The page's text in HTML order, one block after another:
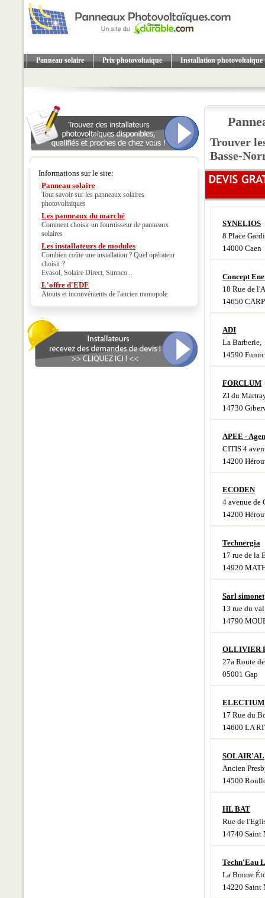
Panneau solaire Prix photovoltaique Installation photovoltaique
Informations sur le site:
Panneau solaire
Tout savoir sur les panneaux solaires
photovoltaiques
Les panneaux du marché
Comment choisir un fournisseur de panneaux
solaires
Les installateurs de modules
Combien coûte une installation ? Quel opérateur
choisir ?
Evasol, Solaire Direct, Sunnco...
L'offre d'EDF
Atouts et inconvénients de l'ancien monopole
Trouver
Basse-
SYNELIOS
8 Place
14000 Caen
Concept
18 Rue de
14650
ADI
La Barberie,
14590
FORCLUM
ZI du
14730
APEE -
CITIS 4
14200
ECODEN
4 avenue de
14200
Technergia
17 rue de la
14920
Sarl simonet
13 rue du
14790
OLLIVIER
27a Route
05001 Gap
17 Rue du
14600 LA
SOLAIR'AL
Ancien
14500
HL BAT
Rue de
14740 Saint
Techn'Eau
La Bonne
14220 Saint